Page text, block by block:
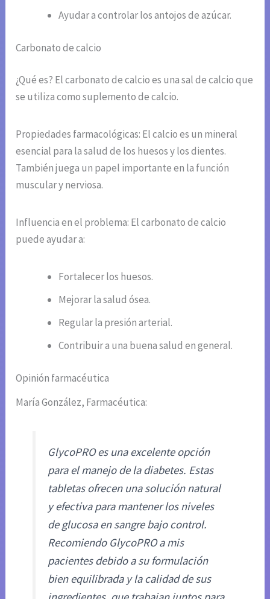
Ayudar a controlar los antojos de azúcar.
Carbonato de calcio
¿Qué es? El carbonato de calcio es una sal de calcio que
se utiliza como suplemento de calcio.
Propiedades farmacológicas: El calcio es un mineral
esencial para la salud de los huesos y los dientes.
También juega un papel importante en la función
muscular y nerviosa.
Influencia en el problema: El carbonato de calcio
puede ayudar a:
Fortalecer los huesos.
Mejorar la salud ósea.
Regular la presión arterial.
Contribuir a una buena salud en general.
Opinión farmacéutica
María González, Farmacéutica:
GlycoPRO es una excelente opción
para el manejo de la diabetes. Estas
tabletas ofrecen una solución natural
y efectiva para mantener los niveles
de glucosa en sangre bajo control.
Recomiendo GlycoPRO a mis
pacientes debido a su formulación
bien equilibrada y la calidad de sus